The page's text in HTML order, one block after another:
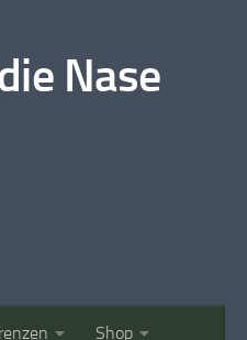
Nase
Shop